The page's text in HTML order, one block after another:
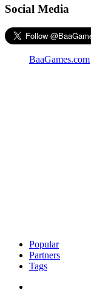
Social Media
BaaGames.com
Popular
Partners
Tags